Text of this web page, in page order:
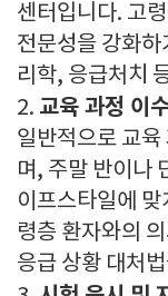
센터입니다. 고
전문성을 강화
리학, 응급처치
2. 교육 과정 이
일반적으로 교육
며, 주말 반이나
이프스타일에
령층 환자와의
응급 상황 대처